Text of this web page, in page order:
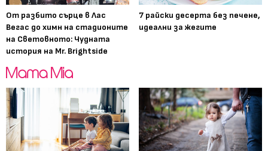
От разбито сърце в Лас
Вегас до химн на стадионите
на Световното: Чудната
история на Mr. Brightside
7 райски десерта без печене,
идеални за жегите